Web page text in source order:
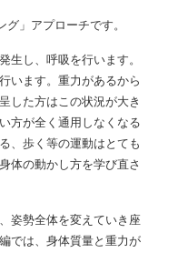
」アプローチです。
生し、呼吸を行います。
います。重力があるから
した方はこの状況が大き
方が全く通用しなくなる
、歩く等の運動はとても
体の動かし方を学び直さ
姿勢全体を変えていき座
では、身体質量と重力が